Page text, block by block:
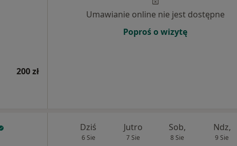
200 zł
Umawianie online nie jest dostępne
Poproś o wizytę
Dziś
6 Sie
Jutro
7 Sie
Sob,
8 Sie
Ndz,
9 Sie